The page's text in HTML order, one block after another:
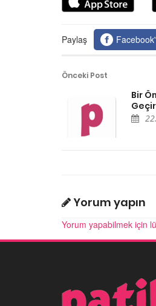
Paylaş
Önceki Post
Bir
Yorum yapın
Yorum yapabilmek için